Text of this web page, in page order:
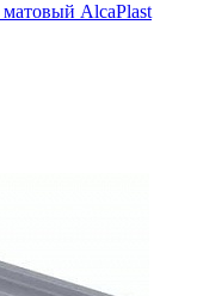
AlcaPlast